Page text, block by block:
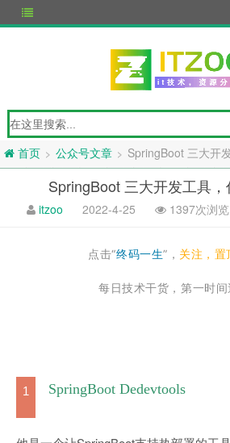
首页 > 公众号文章 > SpringBoot 三大开
SpringBoot 三大开发工具，
itzoo 2022-4-25 1397次浏览
点击“终码一生”， 关注，置
每日技术干货，第一时间
1 SpringBoot Dedevtools